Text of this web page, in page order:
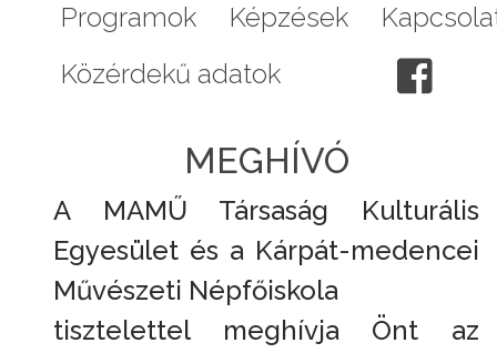
Programok
Képzések
Közérdekű adatok
MEGHÍVÓ
A MAMŰ Társaság Kulturális
Egyesület és a Kárpát-medencei
Művészeti Népfőiskola
tisztelettel meghívja Önt az